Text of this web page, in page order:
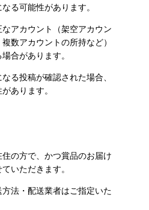
る可能性があります。
アカウント（架空アカウン
数アカウントの所持など）
合があります。
る投稿が確認された場合、
あります。
の方で、かつ賞品のお届け
いただきます。
法・配送業者はご指定いた